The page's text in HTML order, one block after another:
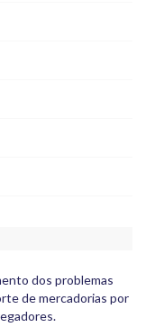
dos problemas
de mercadorias por